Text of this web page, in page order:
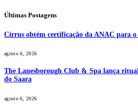
Últimas Postagens
Cirrus obtém certificação da ANAC para o
agosto 6, 2026
The Lanesborough Club & Spa lança
do Saara
agosto 6, 2026